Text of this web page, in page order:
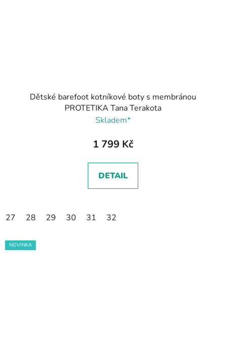
Dětské barefoot kotníkové boty s membránou
PROTETIKA Tana Terakota
Skladem*
1 799 Kč
DETAIL
27 28 29 30 31 32
NOVINKA